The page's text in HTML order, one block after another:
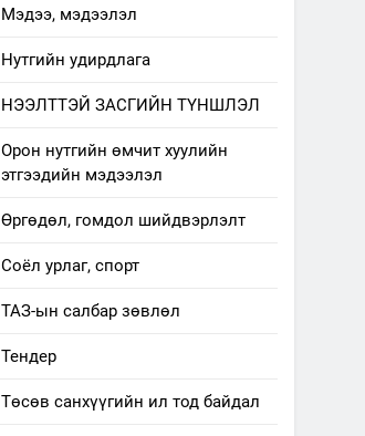
Мэдээ, мэдээлэл
Нутгийн удирдлага
НЭЭЛТТЭЙ ЗАСГИЙН ТҮНШЛЭЛ
Орон нутгийн өмчит хуулийн
этгээдийн мэдээлэл
Өргөдөл, гомдол шийдвэрлэлт
Соёл урлаг, спорт
ТАЗ-ын салбар зөвлөл
Тендер
Төсөв санхүүгийн ил тод байдал
“Шинэтгэлээр түүчээлсэн
салбар зөвлөл” аяны
хүрээнд зохион байгуулах
арга хэмжээний төлөвлөгөө
Санхүүгийн тайланд хийсэн